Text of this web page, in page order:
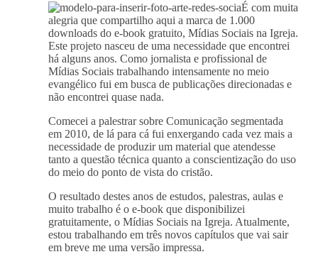
É com muita
alegria que compartilho aqui a marca de 1.000
downloads do e-book gratuito, Mídias Sociais na Igreja.
Este projeto nasceu de uma necessidade que encontrei
há alguns anos. Como jornalista e profissional de
Mídias Sociais trabalhando intensamente no meio
evangélico fui em busca de publicações direcionadas e
não encontrei quase nada.
Comecei a palestrar sobre Comunicação segmentada
em 2010, de lá para cá fui enxergando cada vez mais a
necessidade de produzir um material que atendesse
tanto a questão técnica quanto a conscientização do uso
do meio do ponto de vista do cristão.
O resultado destes anos de estudos, palestras, aulas e
muito trabalho é o e-book que disponibilizei
gratuitamente, o Mídias Sociais na Igreja. Atualmente,
estou trabalhando em três novos capítulos que vai sair
em breve me uma versão impressa.